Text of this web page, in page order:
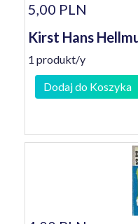
5,00 PLN
Kirst Hans
1 produkt/y
Dodaj do Koszyka